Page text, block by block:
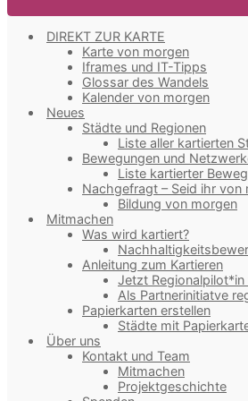
DIREKT ZUR KARTE
Karte von morgen
Iframes und IT-Tipps
Glossar des Wandels
Kalender von morgen
Neues
Städte und Regionen
Liste aller kartierten
Bewegungen und
Liste kartierter
Nachgefragt – Seid ihr von
Bildung von morgen
Mitmachen
Was wird kartiert?
Anleitung zum Kartieren
Jetzt Regionalpilot*in
Als Partnerinitiatve
Papierkarten erstellen
Städte mit
Über uns
Kontakt und Team
Mitmachen
Projektgeschichte